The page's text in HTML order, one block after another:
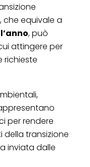
che equivale a
, può
attingere per
richieste
per rendere
transizione
inviata dalle